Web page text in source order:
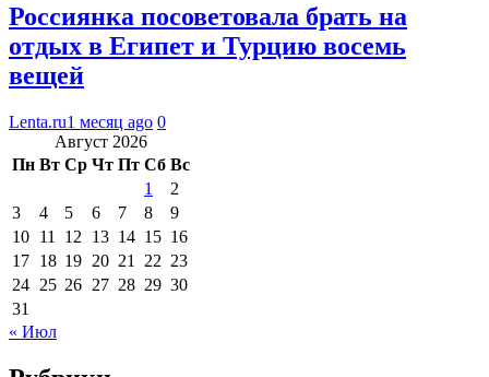
Россиянка посоветовала брать на
отдых в Египет и Турцию восемь
вещей
Lenta.ru1 месяц ago 0
Август 2026
Пн Вт Ср Чт Пт Сб Вс
1
2
3
4 5 6 7 8
9
10 11 12 13 14 15 16
17 18 19 20 21 22 23
24 25 26 27 28 29 30
31
« Июл